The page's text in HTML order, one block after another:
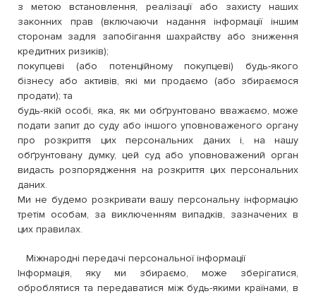
з метою встановлення, реалізації або захисту наших
законних прав (включаючи надання інформації іншим
сторонам задля запобігання шахрайству або зниження
кредитних ризиків);
покупцеві (або потенційному покупцеві) будь-якого
бізнесу або активів, які ми продаємо (або збираємося
продати); та
будь-якій особі, яка, як ми обґрунтовано вважаємо, може
подати запит до суду або іншого уповноваженого органу
про розкриття цих персональних даних і, на нашу
обґрунтовану думку, цей суд або уповноважений орган
видасть розпорядження на розкриття цих персональних
даних.
Ми не будемо розкривати вашу персональну інформацію
третім особам, за виключенням випадків, зазначених в
цих правилах.
Міжнародні передачі персональної інформації
Інформація, яку ми збираємо, може зберігатися,
оброблятися та передаватися між будь-якими країнами, в